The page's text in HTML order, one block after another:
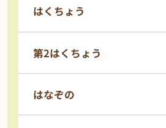
はくちょう
第2はくちょう
はなぞの